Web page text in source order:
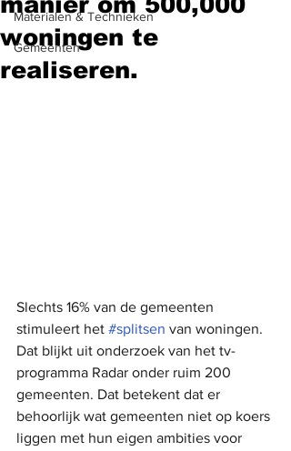
Materialen & Technieken
Gemeenten
woningen te
realiseren.
Slechts 16% van de gemeenten
stimuleert het #splitsen van woningen.
Dat blijkt uit onderzoek van het tv-
programma Radar onder ruim 200
gemeenten. Dat betekent dat er
behoorlijk wat gemeenten niet op koers
liggen met hun eigen ambities voor